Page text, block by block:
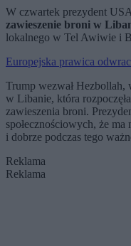
W czwartek prezydent
zawieszenie broni w
lokalnego w Tel Awiwie i
Europejska prawica
Trump wezwał
w Libanie, która
zawieszenia broni.
społecznościowych, że
i dobrze podczas tego
Reklama
Reklama